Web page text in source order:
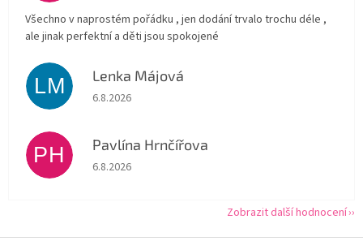
Všechno v naprostém pořádku , jen dodání trvalo trochu déle ,
ale jinak perfektní a děti jsou spokojené
LM Lenka Májová
Hodnocení obchodu je 5 z 5 hvězdiček.
6.8.2026
PH Pavlína Hrnčířova
Hodnocení obchodu je 5 z 5 hvězdiček.
6.8.2026
Zobrazit další hodnocení